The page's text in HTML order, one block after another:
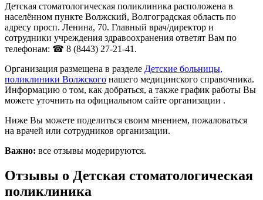
Детская стоматологическая поликлиника расположена в
населённом пункте Волжский, Волгоградская область по
адресу просп. Ленина, 70. Главный врач/директор и
сотрудники учреждения здравоохранения ответят Вам по
телефонам: ☎ 8 (8443) 27-21-41.
Организация размещена в разделе Детские больницы,
поликлиники Волжского нашего медицинского справочника.
Информацию о том, как добраться, а также график работы Вы
можете уточнить на официальном сайте организации .
Ниже Вы можете поделиться своим мнением, пожаловаться
на врачей или сотрудников организации.
Важно: все отзывы модерируются.
Отзывы о Детская стоматологическая
поликлиника